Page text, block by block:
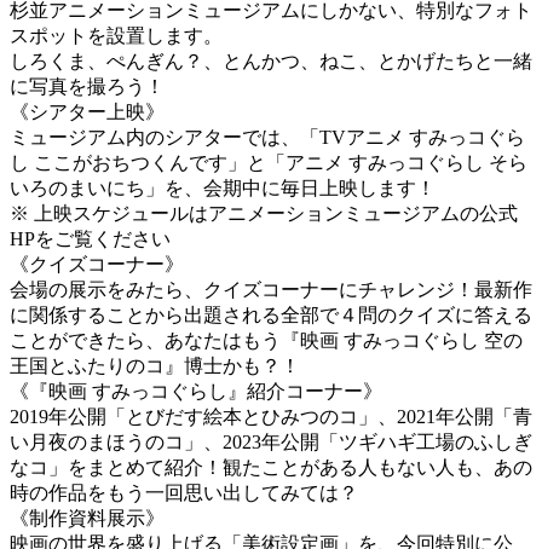
杉並アニメーションミュージアムにしかない、特別なフォト
スポットを設置します。
しろくま、ぺんぎん？、とんかつ、ねこ、とかげたちと一緒
に写真を撮ろう！
《シアター上映》
ミュージアム内のシアターでは、「TVアニメ すみっコぐら
し ここがおちつくんです」と「アニメ すみっコぐらし そら
いろのまいにち」を、会期中に毎日上映します！
※ 上映スケジュールはアニメーションミュージアムの公式
HPをご覧ください
《クイズコーナー》
会場の展示をみたら、クイズコーナーにチャレンジ！最新作
に関係することから出題される全部で４問のクイズに答える
ことができたら、あなたはもう『映画 すみっコぐらし 空の
王国とふたりのコ』博士かも？！
《『映画 すみっコぐらし』紹介コーナー》
2019年公開「とびだす絵本とひみつのコ」、2021年公開「青
い月夜のまほうのコ」、2023年公開「ツギハギ工場のふしぎ
なコ」をまとめて紹介！観たことがある人もない人も、あの
時の作品をもう一回思い出してみては？
《制作資料展示》
映画の世界を盛り上げる「美術設定画」を、今回特別に公